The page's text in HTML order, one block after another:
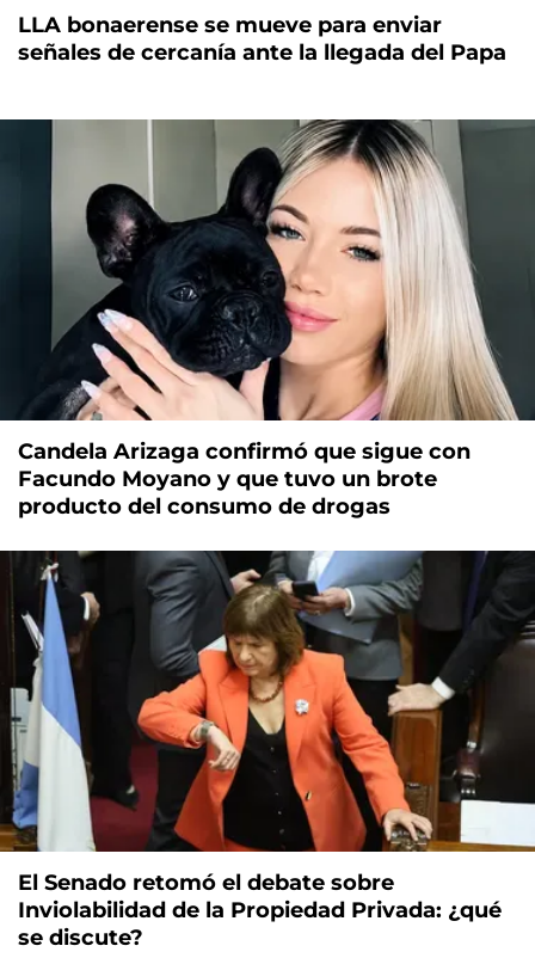
LLA bonaerense se mueve para enviar
señales de cercanía ante la llegada del Papa
Candela Arizaga confirmó que sigue con
Facundo Moyano y que tuvo un brote
producto del consumo de drogas
El Senado retomó el debate sobre
Inviolabilidad de la Propiedad Privada: ¿qué
se discute?